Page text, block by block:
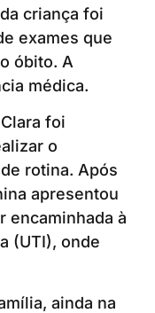
criança foi
exames que
óbito. A
médica.
foi
o
rotina. Após
apresentou
encaminhada à
(UTI), onde
ainda na